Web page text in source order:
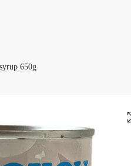
650g